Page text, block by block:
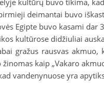
deimantai buvo
Egipte buvo kasami dar
kultūrose didžiuliai
gražus rausvas
kaip „Vakaro
vandenynuose yra